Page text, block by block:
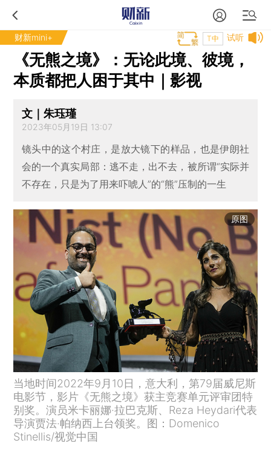
财新mini+ 试听
T中
《无熊之境》：无论此境、彼境，
本质都把人困于其中｜影视
文｜朱珏瑾
2023年05月19日 13:07
镜头中的这个村庄，是放大镜下的样品，也是伊朗社
会的一个真实局部：逃不走，出不去，被所谓“实际并
不存在，只是为了用来吓唬人”的“熊”压制的一生
原图
当地时间2022年9月10日，意大利，第79届威尼斯
电影节，影片《无熊之境》获主竞赛单元评审团特
别奖。演员米卡丽娜·拉巴克斯、Reza Heydari代表
导演贾法·帕纳西上台领奖。图：Domenico
Stinellis/视觉中国